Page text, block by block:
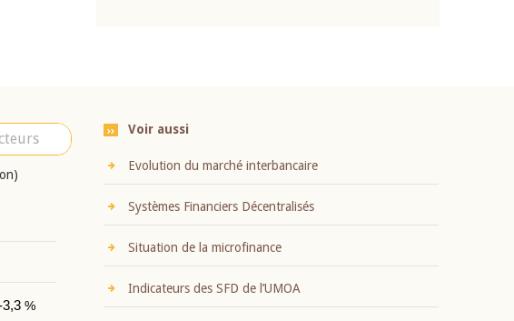
3,3%
Voir aussi
Evolution du marché interbancaire
Systèmes Financiers Décentralisés
Situation de la microfinance
Indicateurs des SFD de l’UMOA